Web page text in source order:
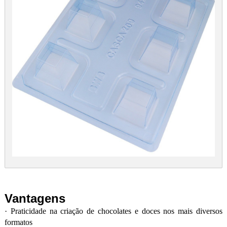
Vantagens
· Praticidade na criação de chocolates e doces nos mais diversos
formatos